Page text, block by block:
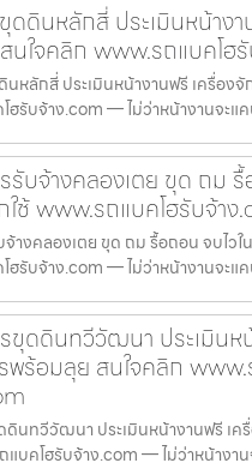
ดดินหลักสี่ ประเมินหน้าง
ใจคลิก www.รถแบคโฮ
นหลักสี่ ประเมินหน้างานฟรี เครื่อง
ฮรับจ้าง.com — ไม่ว่าหน้างานจะแ
รับจ้างคลองเตย ขุด ถม
ใช้ www.รถแบคโฮรับจ้าง
างคลองเตย ขุด ถม รื้อถอน จบไวใ
ฮรับจ้าง.com — ไม่ว่าหน้างานจะแ
ขุดดินทวีวัฒนา ประเมินห
พร้อมลุย สนใจคลิก
ดินทวีวัฒนา ประเมินหน้างานฟรี เค
แบคโฮรับจ้าง.com — ไม่ว่าหน้างา